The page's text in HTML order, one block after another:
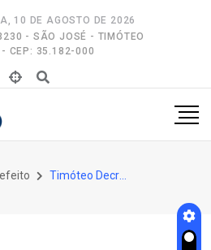
10 DE AGOSTO DE 2026
- SÃO JOSÉ - TIMÓTEO
- CEP: 35.182-000